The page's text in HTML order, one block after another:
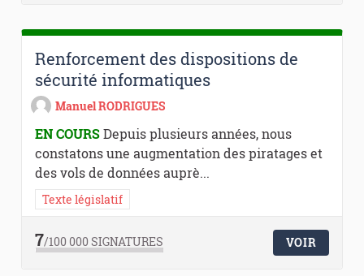
Renforcement des dispositions de
sécurité informatiques
Manuel RODRIGUES
EN COURSDepuis plusieurs années, nous
constatons une augmentation des piratages et
des vols de données auprè...
Texte législatif
7/100 000SIGNATURES VOIR